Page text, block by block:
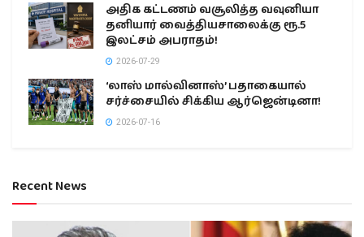
அதிக கட்டணம் வசூலித்த வவுனியா
தனியார் வைத்தியசாலைக்கு ரூ.5
இலட்சம் அபராதம்!
2026-07-29
‘லாஸ் மால்வினாஸ்’ பதாகையால்
சர்ச்சையில் சிக்கிய ஆர்ஜென்டினா!
2026-07-16
Recent News